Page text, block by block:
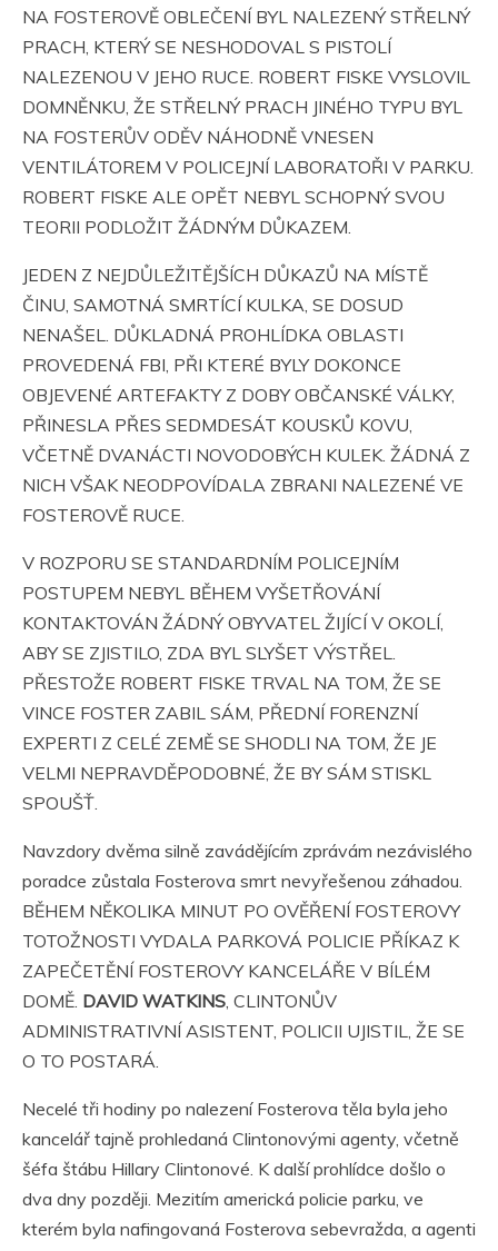
NA FOSTEROVĚ OBLEČENÍ BYL NALEZENÝ STŘELNÝ
PRACH, KTERÝ SE NESHODOVAL S PISTOLÍ
NALEZENOU V JEHO RUCE. ROBERT FISKE VYSLOVIL
DOMNĚNKU, ŽE STŘELNÝ PRACH JINÉHO TYPU BYL
NA FOSTERŮV ODĚV NÁHODNĚ VNESEN
VENTILÁTOREM V POLICEJNÍ LABORATOŘI V PARKU.
ROBERT FISKE ALE OPĚT NEBYL SCHOPNÝ SVOU
TEORII PODLOŽIT ŽÁDNÝM DŮKAZEM.
JEDEN Z NEJDŮLEŽITĚJŠÍCH DŮKAZŮ NA MÍSTĚ
ČINU, SAMOTNÁ SMRTÍCÍ KULKA, SE DOSUD
NENAŠEL. DŮKLADNÁ PROHLÍDKA OBLASTI
PROVEDENÁ FBI, PŘI KTERÉ BYLY DOKONCE
OBJEVENÉ ARTEFAKTY Z DOBY OBČANSKÉ VÁLKY,
PŘINESLA PŘES SEDMDESÁT KOUSKŮ KOVU,
VČETNĚ DVANÁCTI NOVODOBÝCH KULEK. ŽÁDNÁ Z
NICH VŠAK NEODPOVÍDALA ZBRANI NALEZENÉ VE
FOSTEROVĚ RUCE.
V ROZPORU SE STANDARDNÍM POLICEJNÍM
POSTUPEM NEBYL BĚHEM VYŠETŘOVÁNÍ
KONTAKTOVÁN ŽÁDNÝ OBYVATEL ŽIJÍCÍ V OKOLÍ,
ABY SE ZJISTILO, ZDA BYL SLYŠET VÝSTŘEL.
PŘESTOŽE ROBERT FISKE TRVAL NA TOM, ŽE SE
VINCE FOSTER ZABIL SÁM, PŘEDNÍ FORENZNÍ
EXPERTI Z CELÉ ZEMĚ SE SHODLI NA TOM, ŽE JE
VELMI NEPRAVDĚPODOBNÉ, ŽE BY SÁM STISKL
SPOUŠŤ.
Navzdory dvěma silně zavádějícím zprávám nezávislého
poradce zůstala Fosterova smrt nevyřešenou záhadou.
BĚHEM NĚKOLIKA MINUT PO OVĚŘENÍ FOSTEROVY
TOTOŽNOSTI VYDALA PARKOVÁ POLICIE PŘÍKAZ K
ZAPEČETĚNÍ FOSTEROVY KANCELÁŘE V BÍLÉM
DOMĚ. DAVID WATKINS , CLINTONŮV
ADMINISTRATIVNÍ ASISTENT, POLICII UJISTIL, ŽE SE
O TO POSTARÁ.
Necelé tři hodiny po nalezení Fosterova těla byla jeho
kancelář tajně prohledaná Clintonovými agenty, včetně
šéfa štábu Hillary Clintonové. K další prohlídce došlo o
dva dny později. Mezitím americká policie parku, ve
kterém byla nafingovaná Fosterova sebevražda, a agenti